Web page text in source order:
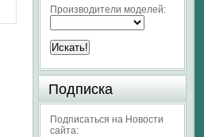
Производители моделей:
Подписка
Подписаться на Новости
сайта: